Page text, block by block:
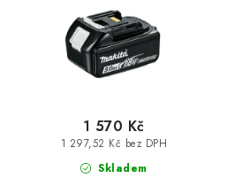
Skladem
1 297,52 Kč bez DPH
1 570 Kč